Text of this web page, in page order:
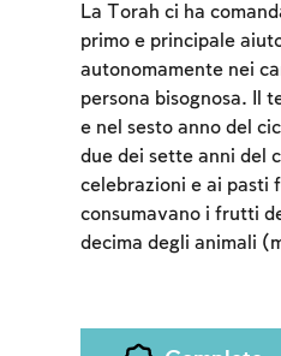
La Torah ci ha
primo e principale
autonomamente nei
persona bisognosa. Il
e nel sesto anno del
due dei sette anni del
celebrazioni e ai pasti
consumavano i frutti
decima degli animali